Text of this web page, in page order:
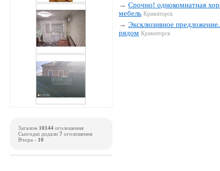
→Срочно! однокомнатная
мебель Краматорск
→Эксклюзивное
рядом Краматорск
Загалом 10144 оголошення
Сьогодні додали 7 оголошення
Вчора - 10